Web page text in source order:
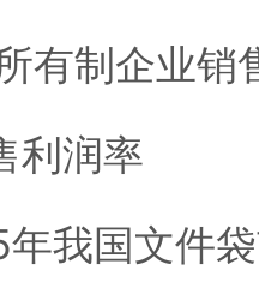
有制企业销
利润率
我国文件